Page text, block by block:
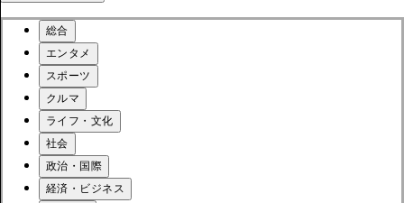
総合
エンタメ
スポーツ
クルマ
ライフ・文化
社会
政治・国際
経済・ビジネス